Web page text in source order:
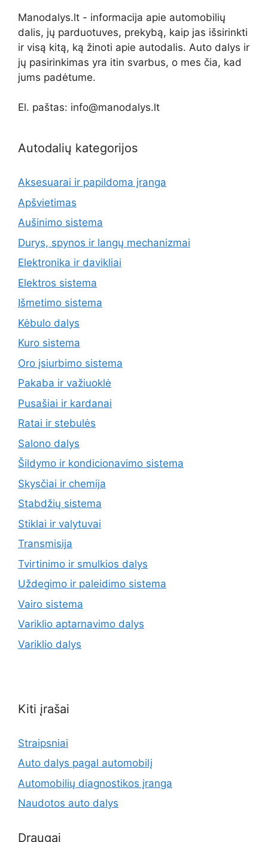
Manodalys.lt - informacija apie automobilių
dalis, jų parduotuves, prekybą, kaip jas išsirinkti
ir visą kitą, ką žinoti apie autodalis. Auto dalys ir
jų pasirinkimas yra itin svarbus, o mes čia, kad
jums padėtume.
El. paštas: info@manodalys.lt
Autodalių kategorijos
Aksesuarai ir papildoma įranga
Apšvietimas
Aušinimo sistema
Durys, spynos ir langų mechanizmai
Elektronika ir davikliai
Elektros sistema
Išmetimo sistema
Kėbulo dalys
Kuro sistema
Oro įsiurbimo sistema
Pakaba ir važiuoklė
Pusašiai ir kardanai
Ratai ir stebulės
Salono dalys
Šildymo ir kondicionavimo sistema
Skysčiai ir chemija
Stabdžių sistema
Stiklai ir valytuvai
Transmisija
Tvirtinimo ir smulkios dalys
Uždegimo ir paleidimo sistema
Vairo sistema
Variklio aptarnavimo dalys
Variklio dalys
Kiti įrašai
Straipsniai
Auto dalys pagal automobilį
Automobilių diagnostikos įranga
Naudotos auto dalys
Draugai